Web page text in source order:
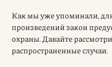
Как мы уже упоминали,
произведений закон
охраны. Давайте
распространенные случаи.